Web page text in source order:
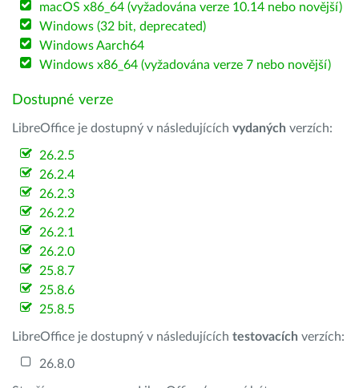
macOS x86_64 (vyžadována verze 10.14 nebo novější)
Windows (32 bit, deprecated)
Windows Aarch64
Windows x86_64 (vyžadována verze 7 nebo novější)
Dostupné verze
LibreOffice je dostupný v následujících vydaných verzích:
26.2.5
26.2.4
26.2.3
26.2.2
26.2.1
26.2.0
25.8.7
25.8.6
25.8.5
LibreOffice je dostupný v následujících testovacích verzích:
26.8.0